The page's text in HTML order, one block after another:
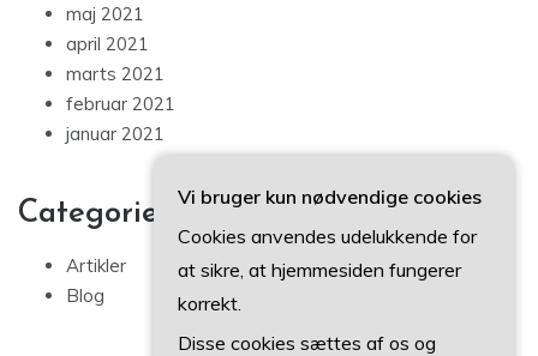
maj 2021
april 2021
marts 2021
februar 2021
januar 2021
Categories
Artikler
Blog
Vi bruger kun nødvendige cookies
Cookies anvendes udelukkende for
at sikre, at hjemmesiden fungerer
korrekt.
Disse cookies sættes af os og